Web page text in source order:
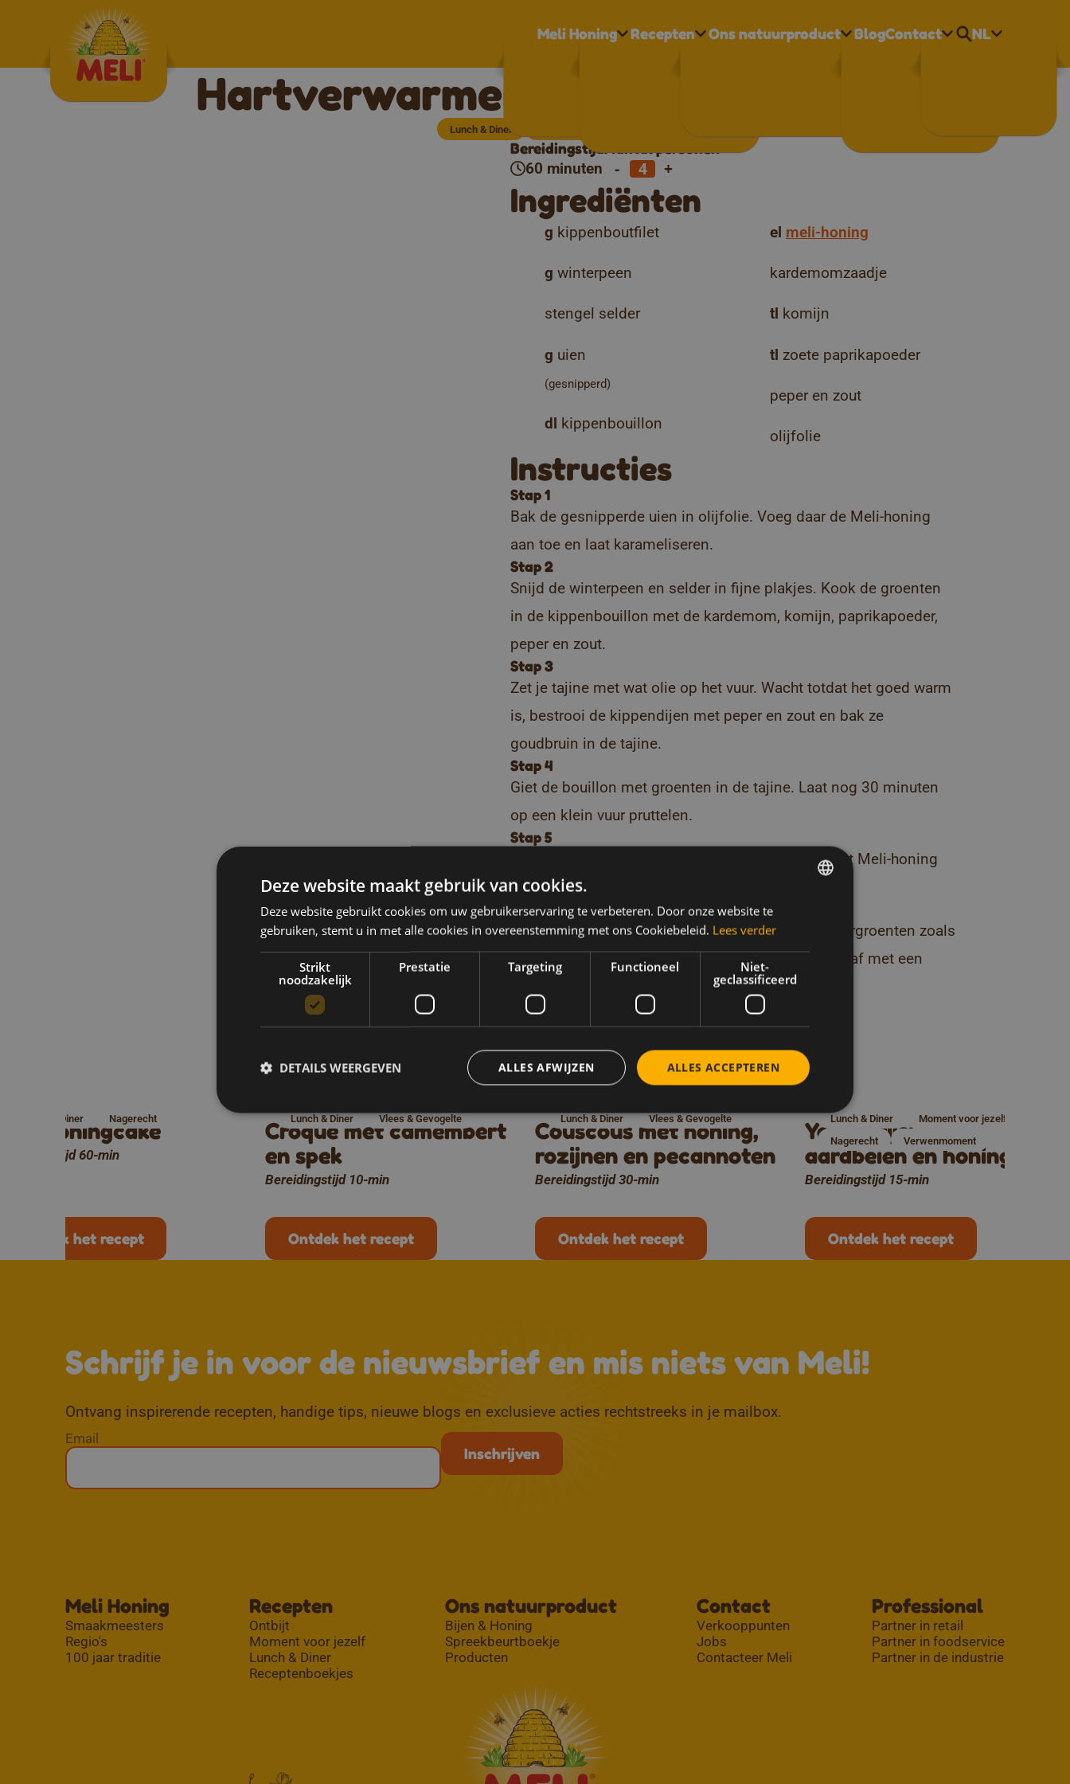
Meli Honing Recepten Ons natuurproduct BlogContact NL
Hartverwarmende tajine met kip
Lunch & Diner
Bereidingstijd
60 minuten
Aantal personen
- +
Ingrediënten
g kippenboutfilet
g winterpeen
stengel selder
g uien
(gesnipperd)
dl kippenbouillon
el meli-honing
kardemomzaadje
tl komijn
tl zoete paprikapoeder
peper en zout
olijfolie
Instructies
Stap 1
Bak de gesnipperde uien in olijfolie. Voeg daar de Meli-honing
aan toe en laat karameliseren.
Stap 2
Snijd de winterpeen en selder in fijne plakjes. Kook de groenten
in de kippenbouillon met de kardemom, komijn, paprikapoeder,
peper en zout.
Stap 3
Zet je tajine met wat olie op het vuur. Wacht totdat het goed warm
is, bestrooi de kippendijen met peper en zout en bak ze
goudbruin in de tajine.
Stap 4
Giet de bouillon met groenten in de tajine. Laat nog 30 minuten
op een klein vuur pruttelen.
Stap 5
Garneer met couscous en rozijnen, besprenkel met Meli-honing
en genieten maar!
TIP
Liever veggie? Varieer dan met verschillende wintergroenten zoals
pompoen, pastinaak en aardpeer en werk je tajine af met een
Téléchargez nos livrets de recettes
Meer recepten zoals dit
honingcake
60-min
Ontdek het recept
Lunch & Diner Nagerecht
Croque met camembert
en spek
Bereidingstijd 10-min
Ontdek het recept
Lunch & Diner Vlees & Gevogelte
Couscous met honing,
rozijnen en pecannoten
Bereidingstijd 30-min
Ontdek het recept
Lunch & Diner Vlees & Gevogelte
Yoghurtijsje met
aardbeien en honing
Bereidingstijd 15-min
Ontdek het recept
Lunch & Diner
Moment voor jezelf
Nagerecht
Verwenmoment
Schrijf je in voor de nieuwsbrief en mis niets van Meli!
Ontvang inspirerende recepten, handige tips, nieuwe blogs en exclusieve acties rechtstreeks in je mailbox.
Email
Meli Honing
Smaakmeesters
Regio's
100 jaar traditie
Recepten
Ontbijt
Moment voor jezelf
Lunch & Diner
Receptenboekjes
Ons natuurproduct
Bijen & Honing
Spreekbeurtboekje
Producten
Contact
Verkooppunten
Jobs
Contacteer Meli
Professional
Partner in retail
Partner in foodservice
Partner in de industrie
Deze website maakt gebruik van cookies.
Deze website gebruikt cookies om uw gebruikerservaring te verbeteren. Door onze website te
gebruiken, stemt u in met alle cookies in overeenstemming met ons Cookiebeleid. Lees verder
Strikt
noodzakelijk
Prestatie Targeting Functioneel
Niet-
geclassificeerd
ALLES ACCEPTEREN
ALLES AFWIJZEN
DETAILS WEERGEVEN